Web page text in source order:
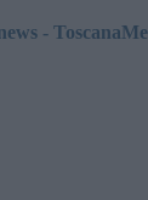
-